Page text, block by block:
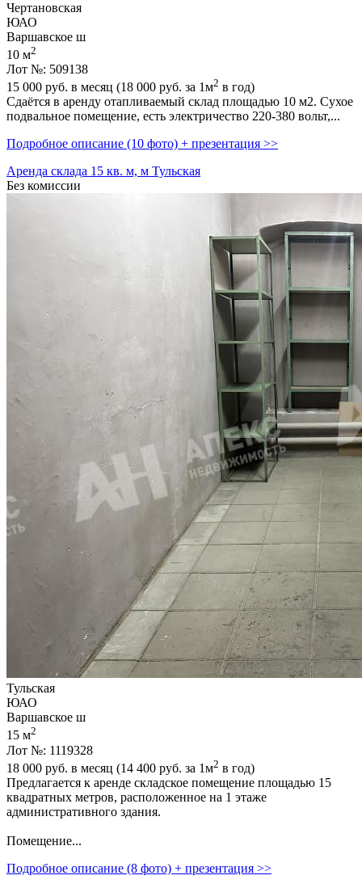
Чертановская
ЮАО
Варшавское ш
10 м2
Лот №: 509138
15 000 руб. в месяц (18 000 руб. за 1м2 в год)
Сдаётся в аренду отапливаемый склад площадью 10 м2. Сухое
подвальное помещение,­ есть электричество 220-380 вольт,­...
Подробное описание (10 фото) + презентация >>
Аренда склада 15 кв. м, м Тульская
Без комиссии
Тульская
ЮАО
Варшавское ш
15 м2
Лот №: 1119328
18 000 руб. в месяц (14 400 руб. за 1м2 в год)
Предлагается к аренде складское помещение площадью 15
квадратных метров,­ расположенное на 1 этаже
административного здания.
Помещение...
Подробное описание (8 фото) + презентация >>